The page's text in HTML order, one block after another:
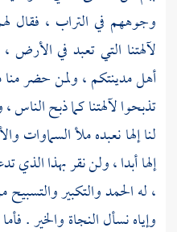
وجوههم في التراب ، فقال
لآلهتنا التي تعبد في
أهل مدينتكم ، ولمن حضر
تذبحوا لآلهتنا كما ذبح الناس
لنا إلها نعبده ملأ
إلها أبدا ، ولن نقر بهذا الذي
، له الحمد والتكبير والتسبيح
وإياه نسأل النجاة والخير .